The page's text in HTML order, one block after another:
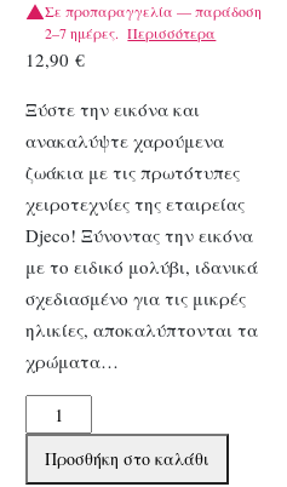
Σε προπαραγγελία — παράδοση
2–7 ημέρες. Περισσότερα
12,90€
Ξύστε την εικόνα και
ανακαλύψτε χαρούμενα
ζωάκια με τις πρωτότυπες
χειροτεχνίες της εταιρείας
Djeco! Ξύνοντας την εικόνα
με το ειδικό μολύβι, ιδανικά
σχεδιασμένο για τις μικρές
ηλικίες, αποκαλύπτονται τα
χρώματα…
Djeco
Ανακαλύπτω
ξύνοντας
Προσθήκη στο καλάθι